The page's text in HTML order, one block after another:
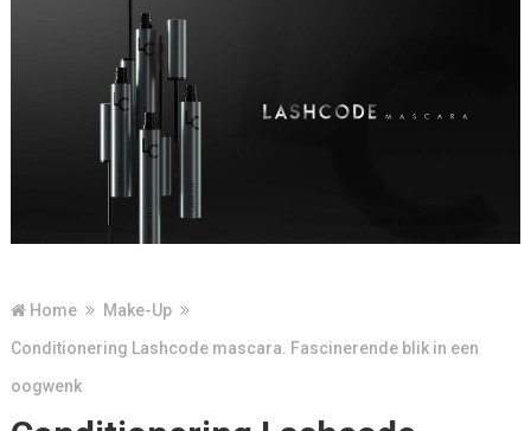
Home
Make-Up
Conditionering Lashcode mascara. Fascinerende blik in een
oogwenk